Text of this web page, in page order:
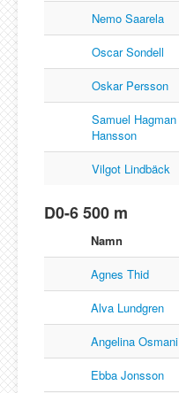
Nemo Saarela
Oscar Sondell
Oskar Persson
Samuel Hagman
Hansson
Vilgot Lindbäck
D0-6 500 m
Namn
Agnes Thid
Alva Lundgren
Angelina Osmani
Ebba Jonsson